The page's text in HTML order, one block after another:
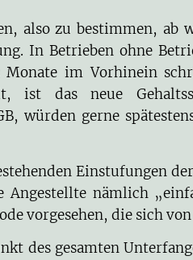
also zu bestimmen, ab
In Betrieben ohne
Monate im Vorhinein
ist das neue
würden gerne
Einstufungen
Angestellte nämlich
vorgesehen, die sich
des gesamten